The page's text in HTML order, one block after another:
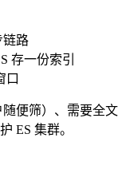
链路
存一份索引
口
便筛）、需要全文
ES 集群。